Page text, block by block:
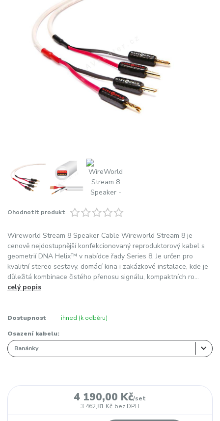
Ohodnotit produkt
Wireworld Stream 8 Speaker Cable Wireworld Stream 8 je
cenově nejdostupnější konfekcionovaný reproduktorový kabel s
geometrií DNA Helix™ v nabídce řady Series 8. Je určen pro
kvalitní stereo sestavy, domácí kina i zakázkové instalace, kde je
důležitá kombinace čistého přenosu signálu, kompaktních ro...
celý popis
Dostupnost ihned (k odběru)
Osazení kabelu:
4 190,00 Kč/set
3 462,81 Kč bez DPH